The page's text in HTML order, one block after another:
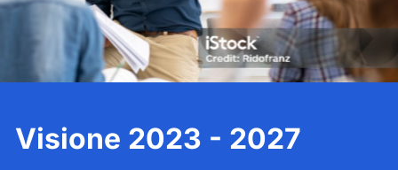
Visione 2023 - 2027